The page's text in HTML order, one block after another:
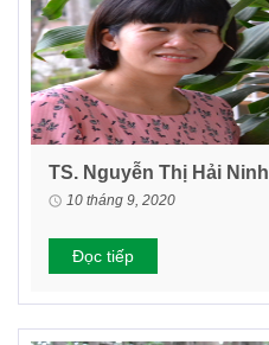
TS. Nguyễn Thị Hải Ninh
10 tháng 9, 2020
Đọc tiếp